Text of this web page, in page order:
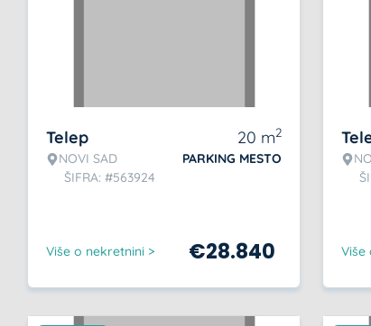
Telep
NOVI SAD
ŠIFRA: #563924
20 m2
PARKING MESTO
Više o nekretnini > €28.840 Više